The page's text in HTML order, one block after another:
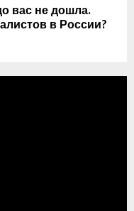
вас не дошла.
в России?